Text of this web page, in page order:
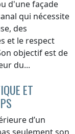
d'une façade
qui nécessite
des
et le respect
objectif est de
du...
ET
d’un